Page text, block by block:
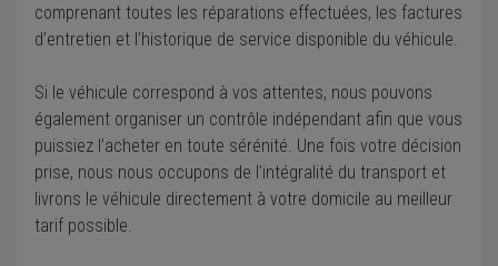
comprenant toutes les réparations effectuées, les factures
d’entretien et l’historique de service disponible du véhicule.
Si le véhicule correspond à vos attentes, nous pouvons
également organiser un contrôle indépendant afin que vous
puissiez l’acheter en toute sérénité. Une fois votre décision
prise, nous nous occupons de l’intégralité du transport et
livrons le véhicule directement à votre domicile au meilleur
tarif possible.